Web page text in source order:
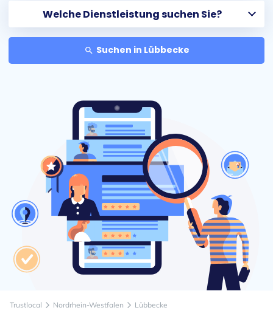
search Suchen in Lübbecke
Trustlocal arrow_forward_ios Nordrhein-Westfalen arrow_forward_ios Lübbecke